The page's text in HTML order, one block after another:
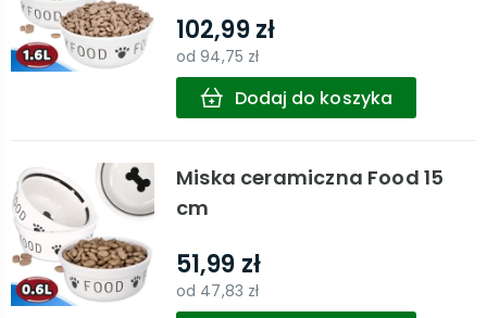
102,99 zł
od94,75 zł
Dodaj do koszyka
Miska ceramiczna Food 15
cm
51,99 zł
od 47,83 zł